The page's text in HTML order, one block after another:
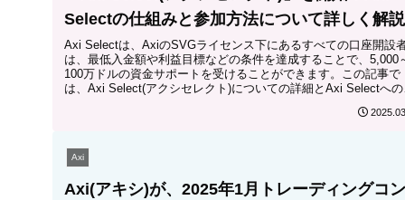
Selectの仕組みと参加方法について詳しく解説
Axi Selectは、AxiのSVGライセンス下にあるすべての口座開設
は、最低入金額や利益目標などの条件を達成することで、5,000
100万ドルの資金サポートを受けることができます。この記事で
は、Axi Select(アクシセレクト)についての詳細とAxi Selectへの
Axi
Axi(アキシ)が、2025年1月トレーディングコン